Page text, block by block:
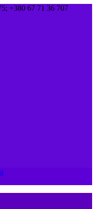
+380 67 71 36 707